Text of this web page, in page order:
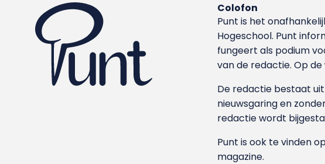
Colofon
Punt is het
Hoge­school. Punt
fungeert als podium
van de redactie. Op
De redactie bestaat
nieuwsgaring en
redactie wordt
Punt is ook te vinden
magazine.